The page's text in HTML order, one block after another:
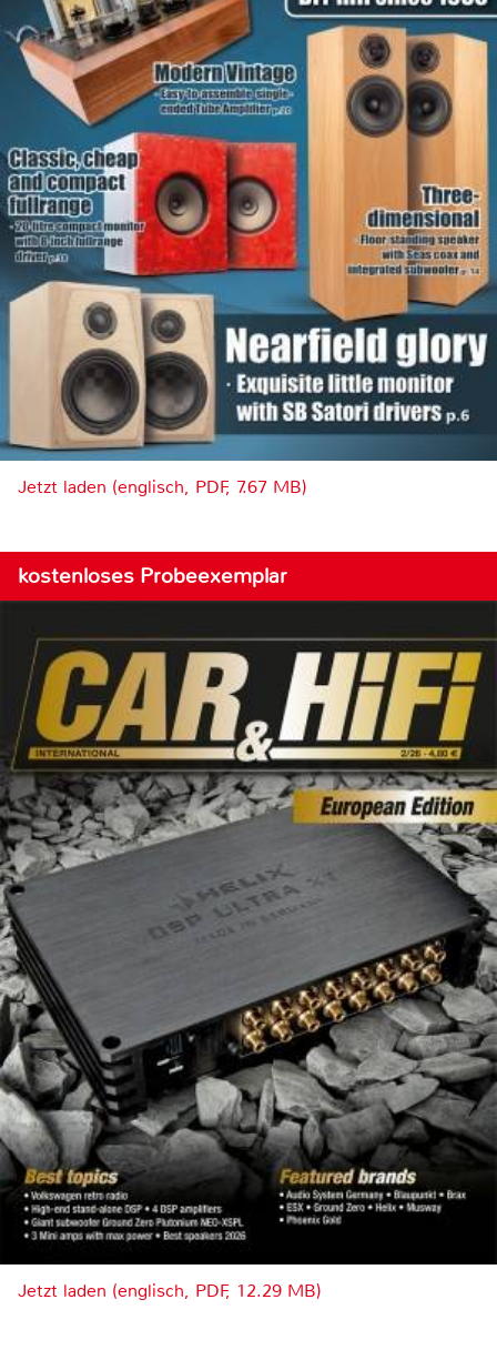
Jetzt laden (englisch, PDF, 7.67 MB)
kostenloses Probeexemplar
Jetzt laden (englisch, PDF, 12.29 MB)